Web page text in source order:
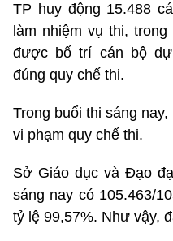
TP huy động 15.488
làm nhiệm vụ thi,
được bố trí cán bộ
đúng quy chế thi.
Trong buổi thi sáng
vi phạm quy chế thi.
Sở Giáo dục và Đạo
sáng nay có 105.463/
tỷ lệ 99,57%. Như vậy,